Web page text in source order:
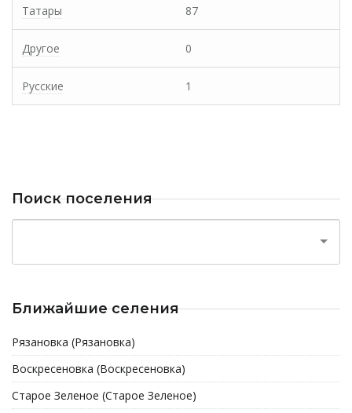
Татары 87
Другое 0
Русские 1
Поиск поселения
Ближайшие селения
Рязановка (Рязановка)
Воскресеновка (Воскресеновка)
Старое Зеленое (Старое Зеленое)